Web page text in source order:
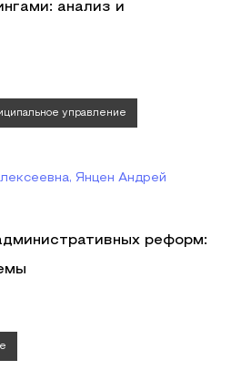
анализ и
управление
Янцен Андрей
реформ: